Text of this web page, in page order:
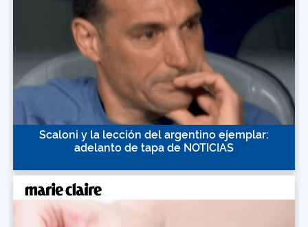
Scaloni y la lección del argentino ejemplar:
adelanto de tapa de NOTICIAS